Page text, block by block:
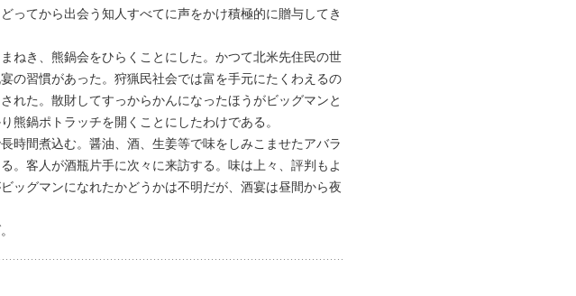
ってから出会う知人すべてに声をかけ積極的に贈与してき
ねき、熊鍋会をひらくことにした。かつて北米先住民の世
の習慣があった。狩猟民社会では富を手元にたくわえるの
れた。散財してすっからかんになったほうがビッグマンと
熊鍋ポトラッチを開くことにしたわけである。
時間煮込む。醤油、酒、生姜等で味をしみこませたアバラ
。客人が酒瓶片手に次々に来訪する。味は上々、評判もよ
ッグマンになれたかどうかは不明だが、酒宴は昼間から夜